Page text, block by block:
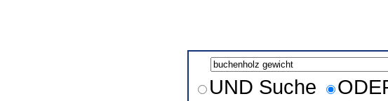
UND Suche